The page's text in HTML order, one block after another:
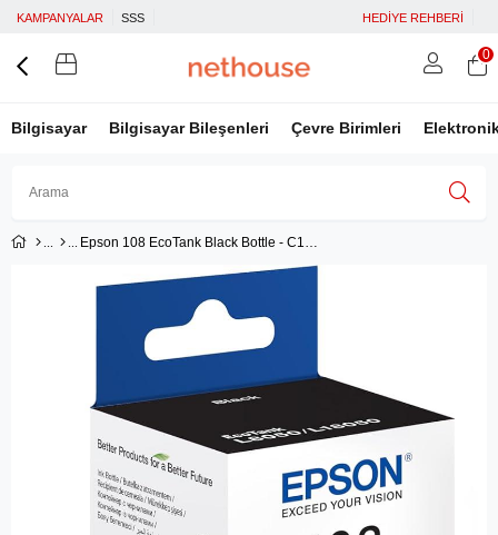
KAMPANYALAR SSS HEDİYE REHBERİ
Bilgisayar Bilgisayar Bileşenleri Çevre Birimleri
0
Epson 108 EcoTank Black Bottle - C13T09C14A